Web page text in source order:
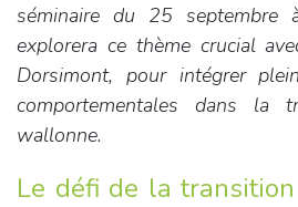
séminaire du 25 septembre
explorera ce thème crucial
Dorsimont, pour intégrer
comportementales dans la
wallonne.
Le défi de la